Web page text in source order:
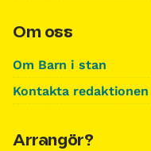
Om oss
Om Barn i stan
Kontakta redaktionen
Arrangör?